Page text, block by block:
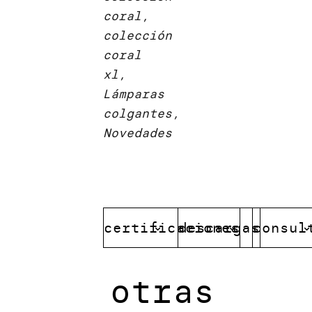
coral,
colección
coral
xl,
Lámparas
colgantes,
Novedades
certificaciones
descargas
otras